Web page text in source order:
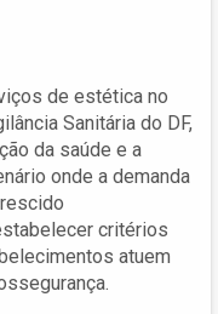
de estética no
Sanitária do DF,
da saúde e a
onde a demanda
critérios
atuem